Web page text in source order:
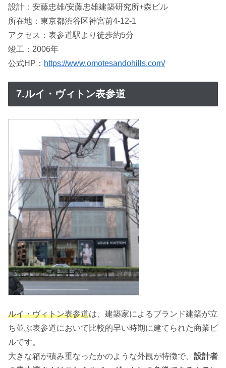
設計：安藤忠雄/安藤忠雄建築研究所+森ビル
所在地：東京都渋谷区神宮前4-12-1
アクセス：表参道駅より徒歩約5分
竣工：2006年
公式HP： https://www.omotesandohills.com/
7.ルイ・ヴィトン表参道
ルイ・ヴィトン表参道は、建築家によるブランド建築が立
ち並ぶ表参道において比較的早い時期に建てられた商業ビ
ルです。
大きな箱が積み重なったかのような外観が特徴で、 設計者